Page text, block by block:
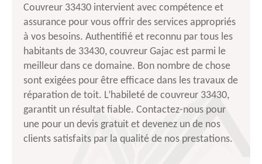
Couvreur 33430 intervient avec compétence et
assurance pour vous offrir des services appropriés
à vos besoins. Authentifié et reconnu par tous les
habitants de 33430, couvreur Gajac est parmi le
meilleur dans ce domaine. Bon nombre de chose
sont exigées pour être efficace dans les travaux de
réparation de toit. L’habileté de couvreur 33430,
garantit un résultat fiable. Contactez-nous pour
une pour un devis gratuit et devenez un de nos
clients satisfaits par la qualité de nos prestations.